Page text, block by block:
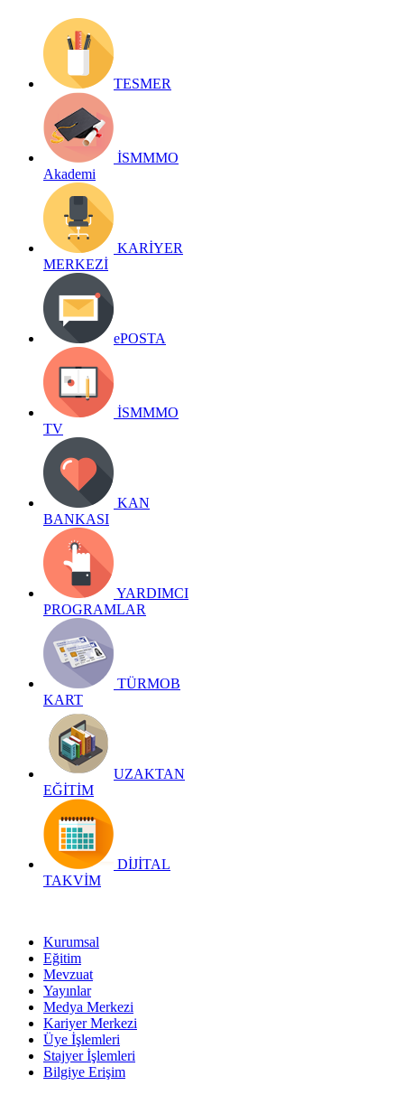
TESMER
İSMMMO
Akademi
KARİYER
MERKEZİ
ePOSTA
İSMMMO
TV
KAN
BANKASI
YARDIMCI
PROGRAMLAR
TÜRMOB
KART
UZAKTAN
EĞİTİM
DİJİTAL
TAKVİM
Kurumsal
Eğitim
Mevzuat
Yayınlar
Medya Merkezi
Kariyer Merkezi
Üye İşlemleri
Stajyer İşlemleri
Bilgiye Erişim